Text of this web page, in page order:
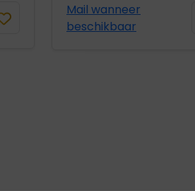
Mail wanneer
beschikbaar